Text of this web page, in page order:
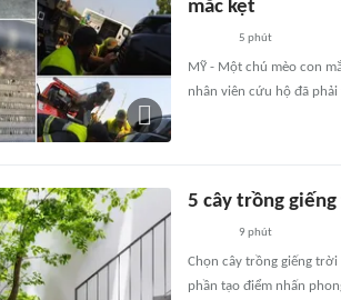
mắc kẹt
5 phút
MỸ - Một chú mèo con
nhân viên cứu hộ đã
5 cây trồng
9 phút
Chọn cây trồng giếng
phần tạo điểm nhấn